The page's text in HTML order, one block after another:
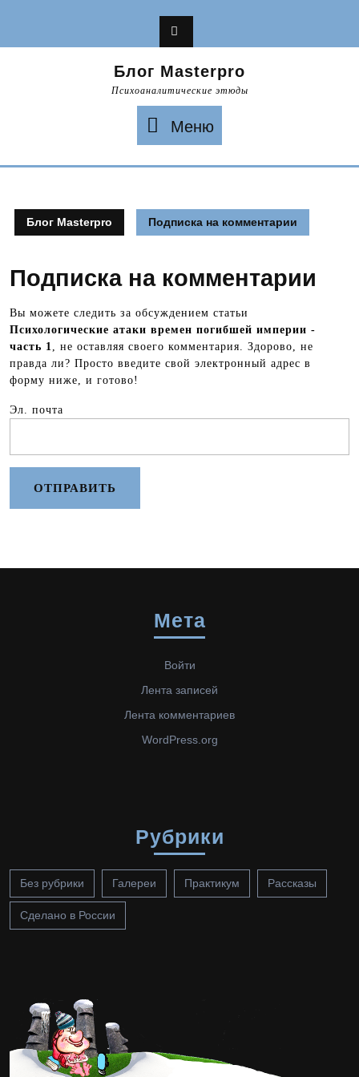
Блог Masterpro
Психоаналитические этюды
Меню
Блог Masterpro Подписка на комментарии
Подписка на комментарии
Вы можете следить за обсуждением статьи
Психологические атаки времен погибшей империи -
часть 1, не оставляя своего комментария. Здорово, не
правда ли? Просто введите свой электронный адрес в
форму ниже, и готово!
Эл. почта
Мета
Войти
Лента записей
Лента комментариев
WordPress.org
Рубрики
Без рубрики Галереи Практикум Рассказы
Сделано в России